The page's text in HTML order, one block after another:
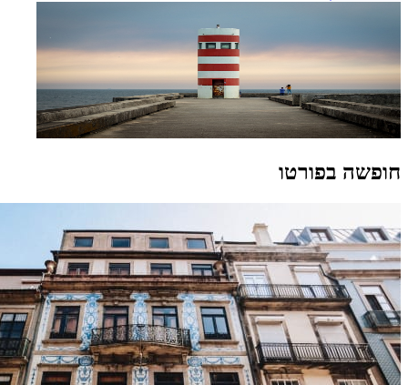
חופשה בפורטו